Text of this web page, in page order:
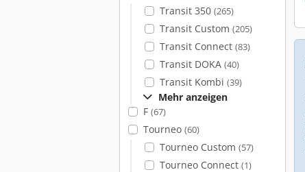
Transit 350 (265)
Transit Custom (205)
Transit Connect (83)
Transit DOKA (40)
Transit Kombi (39)
Mehr anzeigen
F (67)
Tourneo (60)
Tourneo Custom (57)
Tourneo Connect (1)